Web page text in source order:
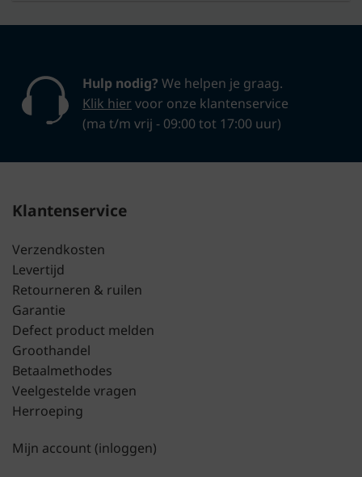
Hulp nodig? We helpen je graag.
Klik hier voor onze klantenservice
(ma t/m vrij - 09:00 tot 17:00 uur)
Klantenservice
Verzendkosten
Levertijd
Retourneren & ruilen
Garantie
Defect product melden
Groothandel
Betaalmethodes
Veelgestelde vragen
Herroeping
Mijn account (inloggen)